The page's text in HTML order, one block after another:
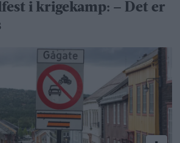
i krigekamp: – Det er